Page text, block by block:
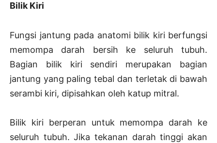
Bilik Kiri
Fungsi jantung pada anatomi bilik kiri berfungsi
memompa darah bersih ke seluruh tubuh.
Bagian bilik kiri sendiri merupakan bagian
jantung yang paling tebal dan terletak di bawah
serambi kiri, dipisahkan oleh katup mitral.
Bilik kiri berperan untuk memompa darah ke
seluruh tubuh. Jika tekanan darah tinggi akan